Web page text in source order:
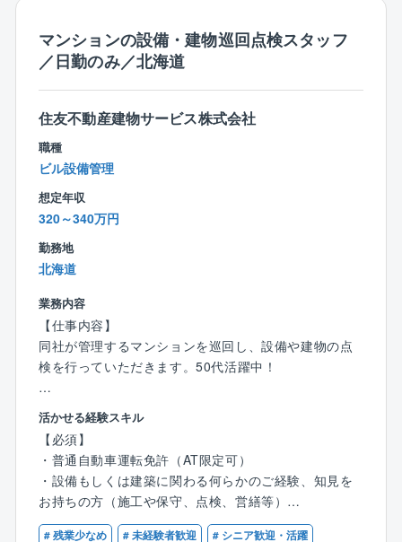
ヒアリング内容を元に、図面・プレゼン資料の作成を
行います。プレゼン資料は営業と共同で行いますが、
↓
＜お客様へのプレゼン＞
営業と一緒に提案資料を持って訪問し、コンセプトや
↓
＜工事・引き渡し＞
プレゼンの結果お仕事を受注したら、工事が始まりま
す。現場の管理は施工管理部門や営業がメインで行い
てデザイナーが現場で職人に直接指示を出します。
＊＊＊＊＊＊＊＊＊＊＊＊＊＊＊＊＊＊＊＊＊＊＊＊
＊＊＊＊＊＊＊＊＊
■仕事のやりがい
ご自身のデザイン力・提案力を活かせます！
古いビルのデザインを一新することでテナント誘致が
しやすくなる。ビルとしての資産価値が向上してい
く。リニューアルしたビル内で生き生きと働く方々が
いる。
ビルを生まれ変わらせるのは設計デザイナーの役割で
い方でもチャレンジできるポジションです。
■ワークライフバランスを整えて就業を希望される方に
が、これからの取得でも問題ございません。
マンションの設備・建物巡回点検スタッフ
／日勤のみ／北海道
住友不動産建物サービス株式会社
職種
ビル設備管理
想定年収
320～340万円
勤務地
北海道
業務内容
【仕事内容】
同社が管理するマンションを巡回し、設備や建物の点
検を行っていただきます。50代活躍中！
【具体的には】
■設備（給排水・空調・消防・照明等）を外観や動作
で、異音、異臭、油・水モレ等をチェック、写真撮影
■建物の劣化状況（発錆、ヒビ割れ、膨れ、破断、はが
れや欠け等）の点検、写真撮影
■空調機器設備のフィルター清掃
■点検結果の報告書作成（規定フォームへの入力）
活かせる経験スキル
【必須】
・普通自動車運転免許（AT限定可）
・設備もしくは建築に関わる何らかのご経験、知見を
お持ちの方（施工や保守、点検、営繕等）
・PC基本操作に抵抗が無い方（報告入力程度）
# 残業少なめ # 未経験者歓迎 # シニア歓迎・活躍